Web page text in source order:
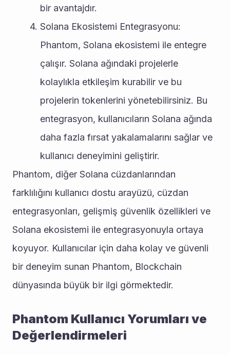
bir avantajdır.
Solana Ekosistemi Entegrasyonu:
Phantom, Solana ekosistemi ile entegre
çalışır. Solana ağındaki projelerle
kolaylıkla etkileşim kurabilir ve bu
projelerin tokenlerini yönetebilirsiniz. Bu
entegrasyon, kullanıcıların Solana ağında
daha fazla fırsat yakalamalarını sağlar ve
kullanıcı deneyimini geliştirir.
Phantom, diğer Solana cüzdanlarından
farklılığını kullanıcı dostu arayüzü, cüzdan
entegrasyonları, gelişmiş güvenlik özellikleri ve
Solana ekosistemi ile entegrasyonuyla ortaya
koyuyor. Kullanıcılar için daha kolay ve güvenli
bir deneyim sunan Phantom, Blockchain
dünyasında büyük bir ilgi görmektedir.
Phantom Kullanıcı Yorumları ve
Değerlendirmeleri